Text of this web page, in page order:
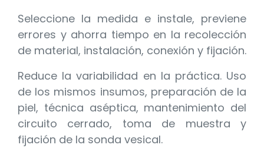
Seleccione la medida e instale, previene
errores y ahorra tiempo en la recolección
de material, instalación, conexión y fijación.
Reduce la variabilidad en la práctica. Uso
de los mismos insumos, preparación de la
piel, técnica aséptica, mantenimiento del
circuito cerrado, toma de muestra y
fijación de la sonda vesical.